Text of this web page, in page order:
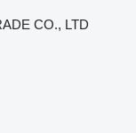
CO., LTD